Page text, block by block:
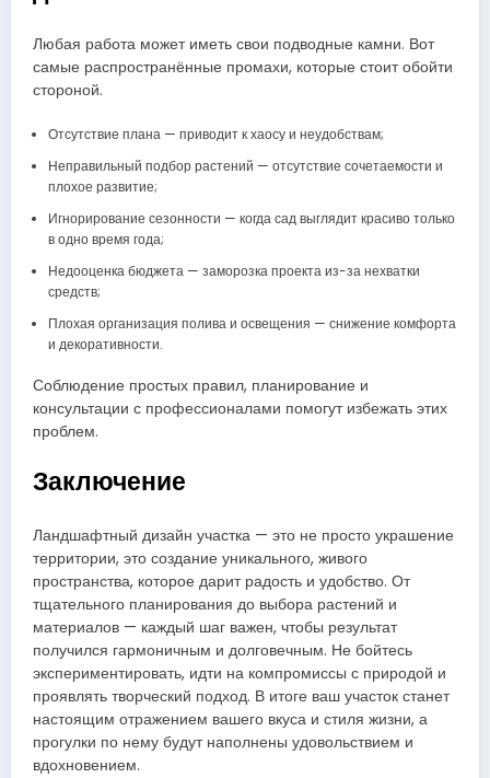
Любая работа может иметь свои подводные камни. Вот
самые распространённые промахи, которые стоит обойти
стороной.
Отсутствие плана — приводит к хаосу и неудобствам;
Неправильный подбор растений — отсутствие сочетаемости и
плохое развитие;
Игнорирование сезонности — когда сад выглядит красиво только
в одно время года;
Недооценка бюджета — заморозка проекта из-за нехватки
средств;
Плохая организация полива и освещения — снижение комфорта
и декоративности.
Соблюдение простых правил, планирование и
консультации с профессионалами помогут избежать этих
проблем.
Заключение
Ландшафтный дизайн участка — это не просто украшение
территории, это создание уникального, живого
пространства, которое дарит радость и удобство. От
тщательного планирования до выбора растений и
материалов — каждый шаг важен, чтобы результат
получился гармоничным и долговечным. Не бойтесь
экспериментировать, идти на компромиссы с природой и
проявлять творческий подход. В итоге ваш участок станет
настоящим отражением вашего вкуса и стиля жизни, а
прогулки по нему будут наполнены удовольствием и
вдохновением.